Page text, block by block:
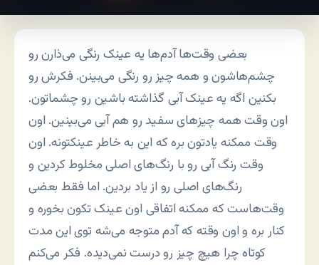
بعضی وقت‌ها آدم‌ها یه عینک رنگی می‌ذارن رو
چشم‌هاشون و همه چیز رو رنگی می‌بینن. فکرش رو
بکنین اگه یه عینک آبی گذاشته باشین رو چشماتون.
اون وقت همه چیزهای سفید رو هم آبی می‌بینین. اون
وقت ممکنه یادتون بره که این به خاطر عینکتونه. اون
وقت رنگ آبی رو با رنگ‌های اصلی مخلوط کردین و
رنگ‌های اصلی رو از یاد بردین. اما فقط بعضی
وقت‌هاست که ممکنه اتفاقی اون عینک تکون بخوره و
کنار بره و اون وقته که آدم متوجه می‌شه توی این مدت
کوتاه چرا هیچ چیز رو درست نمی‌دیده. فکر می‌کنم